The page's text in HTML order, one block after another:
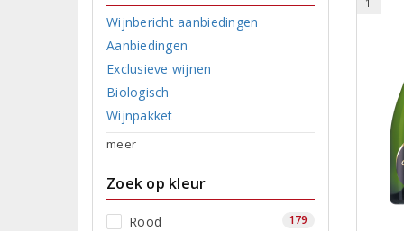
Wijnbericht aanbiedingen
Aanbiedingen
Exclusieve wijnen
Biologisch
Wijnpakket
meer
Zoek op kleur
Rood 179